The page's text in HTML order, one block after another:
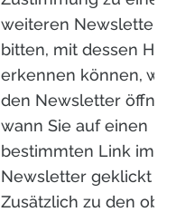
weiteren Newsletter-
bitten, mit dessen
erkennen können,
den Newsletter
wann Sie auf einen
bestimmten Link im
Newsletter geklickt
Zusätzlich zu den